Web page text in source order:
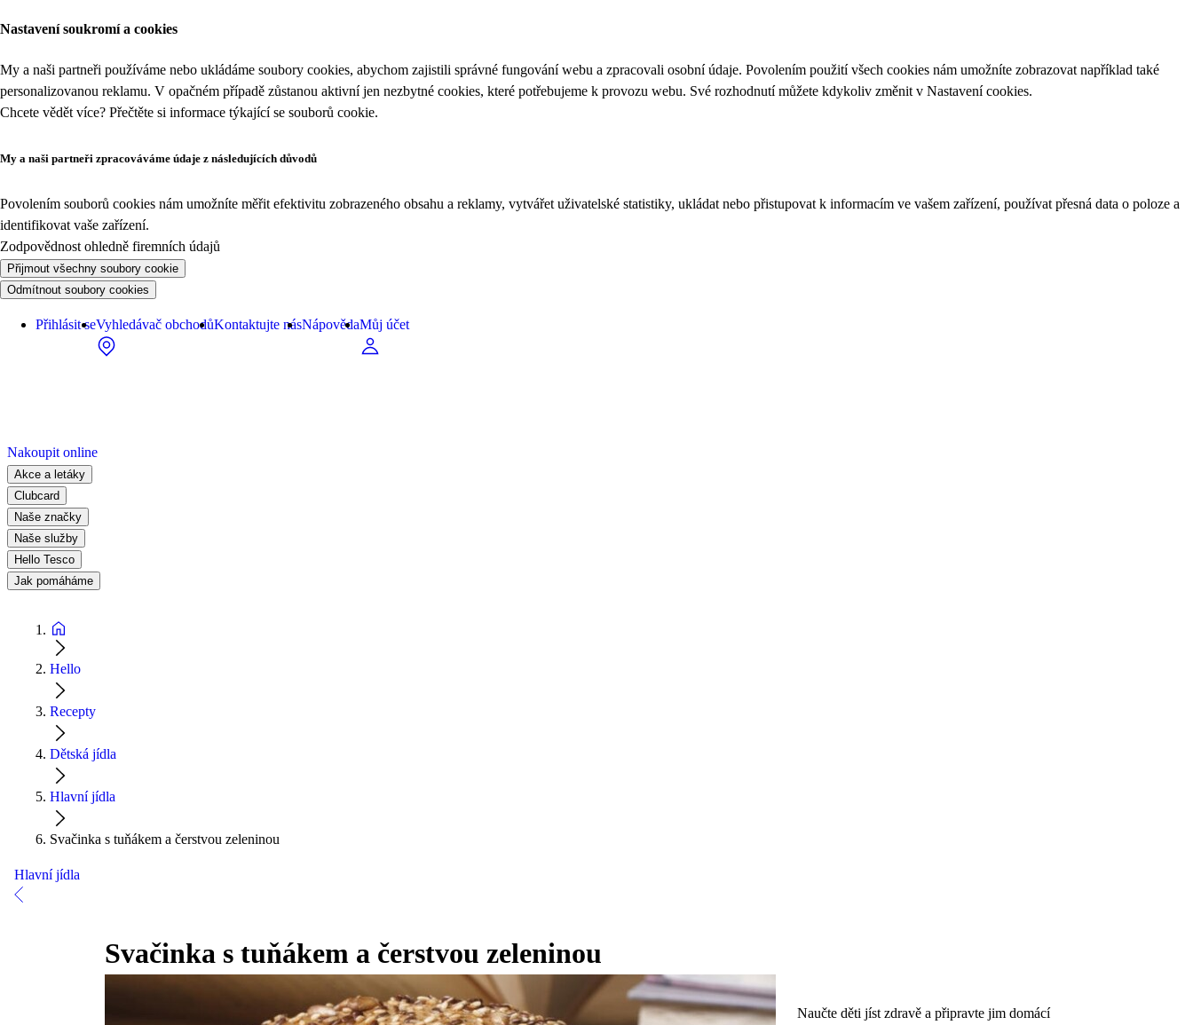
Nastavení soukromí a cookies
My a naši partneři používáme nebo ukládáme soubory cookies, abychom zajistili správné fungování webu a zpracovali osobní údaje. Povolením použití všech cookies nám umožníte zobrazovat například také
personalizovanou reklamu. V opačném případě zůstanou aktivní jen nezbytné cookies, které potřebujeme k provozu webu. Své rozhodnutí můžete kdykoliv změnit v Nastavení cookies.
Chcete vědět více? Přečtěte si informace týkající se souborů cookie.
My a naši partneři zpracováváme údaje z následujících důvodů
Povolením souborů cookies nám umožníte měřit efektivitu zobrazeného obsahu a reklamy, vytvářet uživatelské statistiky, ukládat nebo přistupovat k informacím ve vašem zařízení, používat přesná data o poloze a
identifikovat vaše zařízení.
Zodpovědnost ohledně firemních údajů
Přijmout všechny soubory cookie
Odmítnout soubory cookies
Přihlásit seVyhledávač obchodůKontaktujte násNápovědaMůj účet
Nakoupit online
Akce a letáky
Clubcard
Naše značky
Naše služby
Hello Tesco
Jak pomáháme
Hello
Recepty
Dětská jídla
Hlavní jídla
Svačinka s tuňákem a čerstvou zeleninou
Hlavní jídla
Svačinka s tuňákem a čerstvou zeleninou
Naučte děti jíst zdravě a připravte jim domácí